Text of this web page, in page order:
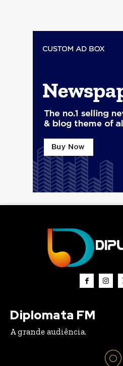
Diplomata FM
A grande audiência.